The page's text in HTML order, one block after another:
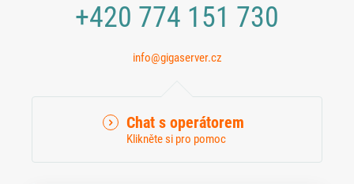
+420 774 151 730
info@gigaserver.cz
Chat s operátorem
Klikněte si pro pomoc